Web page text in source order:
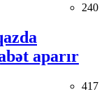
240
aparır
417